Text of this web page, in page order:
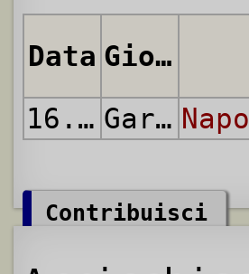
Data Giornata
16.12.2015
Gara Unica
Contribuisci